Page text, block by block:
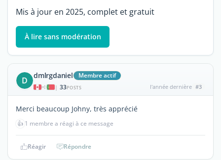
Mis à jour en 2025, complet et gratuit
À lire sans modération
D dmlrgdaniel Membre actif
| 33POSTS l'année dernière #3
Merci beaucoup Johny, très apprécié
👍 1 membre a réagi à ce message
Réagir Répondre